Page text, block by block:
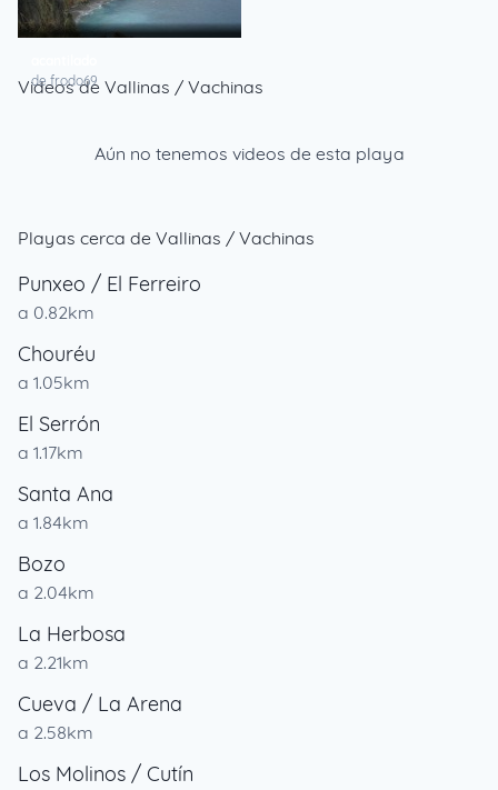
de frodo69
Videos de Vallinas / Vachinas
Aún no tenemos videos de esta playa
Playas cerca de Vallinas / Vachinas
Punxeo / El Ferreiro
a 0.82km
Chouréu
a 1.05km
El Serrón
a 1.17km
Santa Ana
a 1.84km
Bozo
a 2.04km
La Herbosa
a 2.21km
Cueva / La Arena
a 2.58km
Los Molinos / Cutín